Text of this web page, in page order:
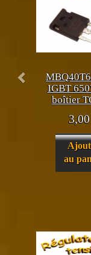
IGBT
boîtier
au